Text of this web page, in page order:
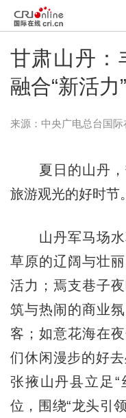
甘肃山丹：
融合“新活力”
来源：中央广电总台国际
夏日的山丹，
旅游观光的好时节。
山丹军马场水
草原的辽阔与壮
活力；焉支巷子
筑与热闹的商业
客；如意花海在
们休闲漫步的好
张掖山丹县立足“
位，围绕“龙头引